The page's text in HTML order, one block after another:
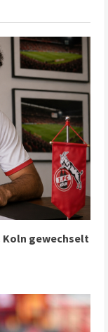
Koln gewechselt